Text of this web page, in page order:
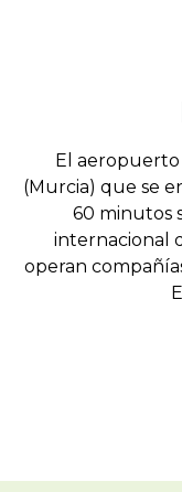
El aeropuerto
(Murcia) que se
60 minutos
internacional
operan